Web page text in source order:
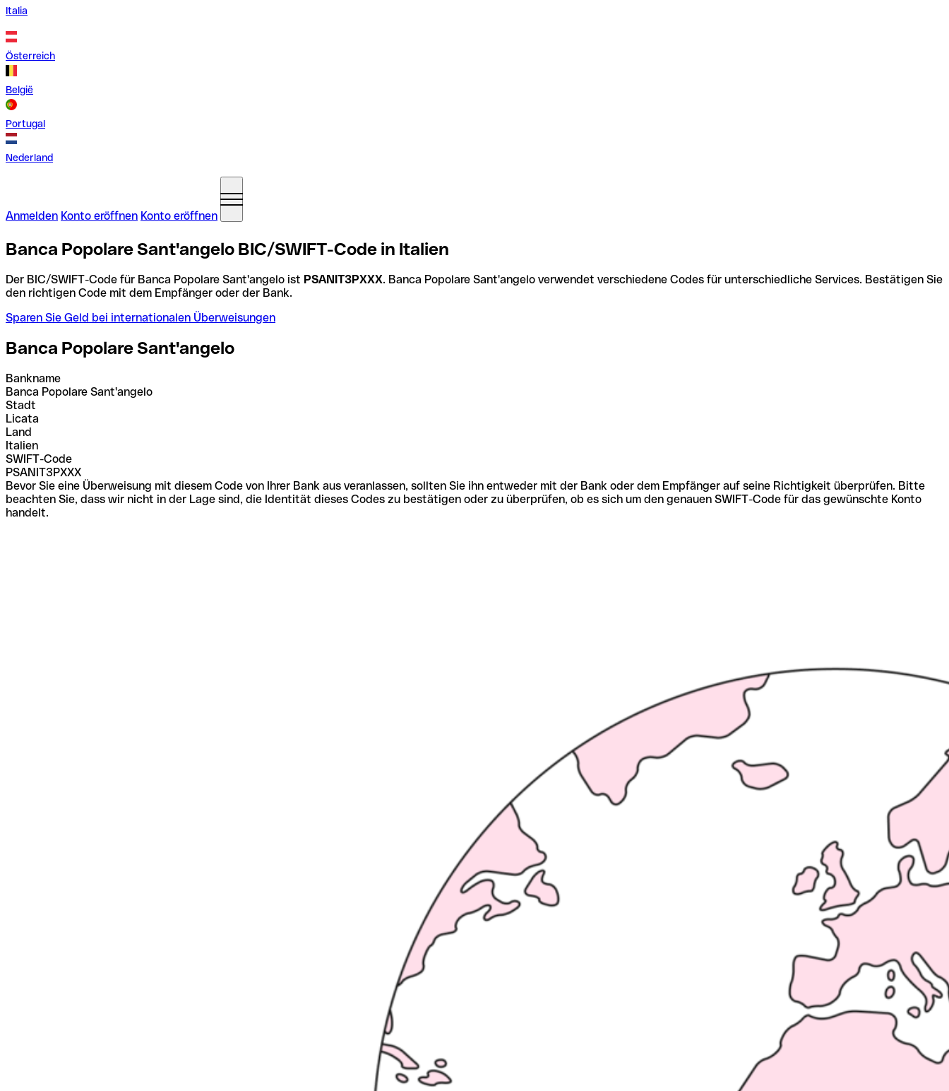
Italia
Österreich
België
Portugal
Nederland
Anmelden Konto eröffnen Konto eröffnen
Banca Popolare Sant'angelo BIC/SWIFT-Code in Italien
Der BIC/SWIFT-Code für Banca Popolare Sant'angelo ist PSANIT3PXXX. Banca Popolare Sant'angelo verwendet verschiedene Codes für unterschiedliche Services. Bestätigen Sie
den richtigen Code mit dem Empfänger oder der Bank.
Sparen Sie Geld bei internationalen Überweisungen
Banca Popolare Sant'angelo
Bankname
Banca Popolare Sant'angelo
Stadt
Licata
Land
Italien
SWIFT-Code
PSANIT3PXXX
Bevor Sie eine Überweisung mit diesem Code von Ihrer Bank aus veranlassen, sollten Sie ihn entweder mit der Bank oder dem Empfänger auf seine Richtigkeit überprüfen. Bitte
beachten Sie, dass wir nicht in der Lage sind, die Identität dieses Codes zu bestätigen oder zu überprüfen, ob es sich um den genauen SWIFT-Code für das gewünschte Konto
handelt.